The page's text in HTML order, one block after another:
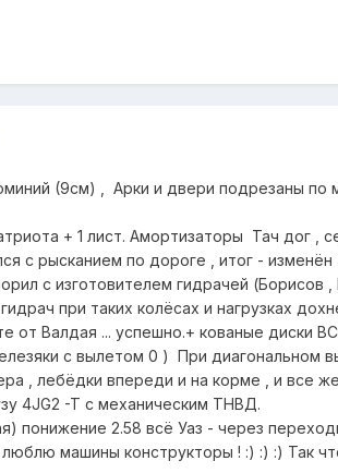
(9см) , Арки и двери подрезаны по
+ 1 лист. Амортизаторы Тач дог ,
с рысканием по дороге , итог -
с изготовителем гидрачей (Борисов
при таких колёсах и нагрузках
от Валдая ... успешно.+ кованые диски
с вылетом 0 ) При диагональном
, лебёдки впереди и на корме , и все
4JG2 -T c механическим ТНВД.
понижение 2.58 всё Уаз - через
машины конструкторы ! :) :) :) Так